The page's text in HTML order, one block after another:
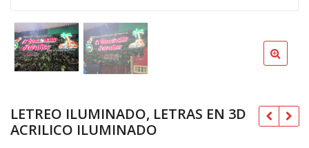
LETREO ILUMINADO, LETRAS EN 3D
ACRILICO ILUMINADO